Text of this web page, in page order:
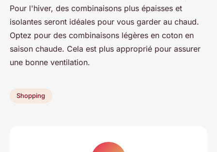
Pour l'hiver, des combinaisons plus épaisses et
isolantes seront idéales pour vous garder au chaud.
Optez pour des combinaisons légères en coton en
saison chaude. Cela est plus approprié pour assurer
une bonne ventilation.
Shopping